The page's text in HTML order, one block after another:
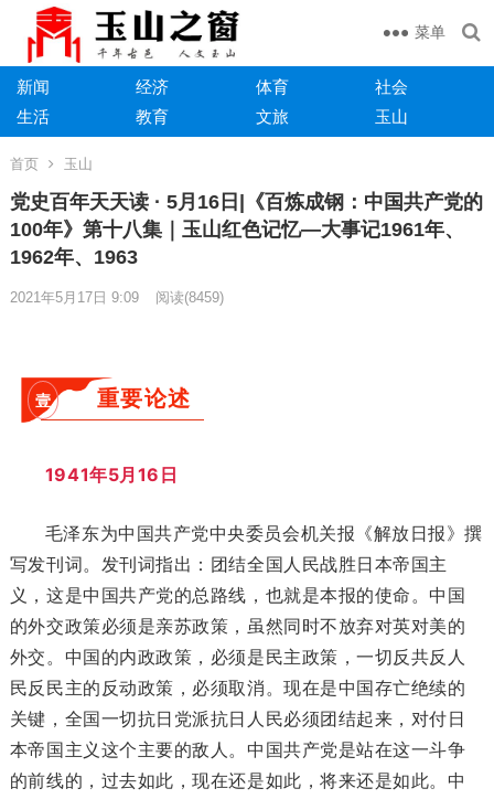
菜单
新闻 经济 体育
社会
生活
教育 文旅 玉山
首页 玉山
党史百年天天读 · 5月16日|《百炼成钢：中国共产党的
100年》第十八集｜玉山红色记忆—大事记1961年、
1962年、1963
2021年5月17日 9:09 阅读(8459)
壹 重要论述
1941年5月16日
毛泽东为中国共产党中央委员会机关报《解放日报》撰
写发刊词。发刊词指出：团结全国人民战胜日本帝国主
义，这是中国共产党的总路线，也就是本报的使命。中国
的外交政策必须是亲苏政策，虽然同时不放弃对英对美的
外交。中国的内政政策，必须是民主政策，一切反共反人
民反民主的反动政策，必须取消。现在是中国存亡绝续的
关键，全国一切抗日党派抗日人民必须团结起来，对付日
本帝国主义这个主要的敌人。中国共产党是站在这一斗争
的前线的，过去如此，现在还是如此，将来还是如此。中